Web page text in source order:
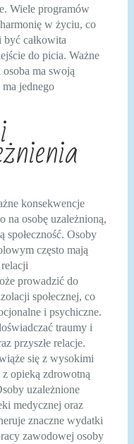
Wiele programów
w życiu, co
być całkowita
do picia. Ważne
ma swoją
jednego
konsekwencje
na osobę uzależnioną,
społeczność. Osoby
często mają
prowadzić do
społecznej, co
i psychiczne.
traumy i
przyszłe relacje.
się z wysokimi
opieką zdrowotną
uzależnione
medycznej oraz
znaczne wydatki
zawodowej osoby